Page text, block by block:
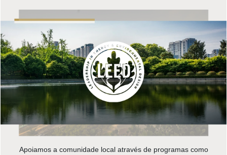
Apoiamos a comunidade local através de programas como